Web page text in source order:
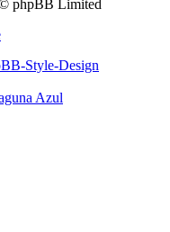
phpBB Limited
Style-Design
Azul